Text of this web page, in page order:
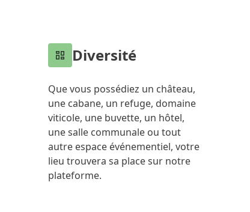
Diversité
Que vous possédiez un château,
une cabane, un refuge, domaine
viticole, une buvette, un hôtel,
une salle communale ou tout
autre espace événementiel, votre
lieu trouvera sa place sur notre
plateforme.